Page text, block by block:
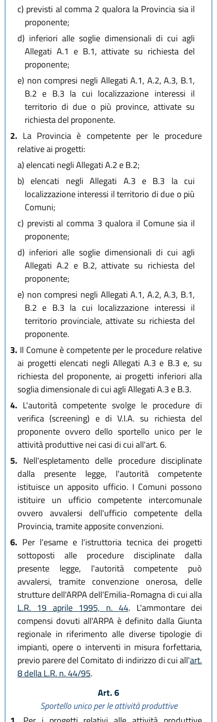
c) previsti al comma 2 qualora la Provincia sia il
proponente;
d) inferiori alle soglie dimensionali di cui agli
Allegati A.1 e B.1, attivate su richiesta del
proponente;
e) non compresi negli Allegati A.1, A.2, A.3, B.1,
B.2 e B.3 la cui localizzazione interessi il
territorio di due o più province, attivate su
richiesta del proponente.
2. La Provincia è competente per le procedure
relative ai progetti:
a) elencati negli Allegati A.2 e B.2;
b) elencati negli Allegati A.3 e B.3 la cui
localizzazione interessi il territorio di due o più
Comuni;
c) previsti al comma 3 qualora il Comune sia il
proponente;
d) inferiori alle soglie dimensionali di cui agli
Allegati A.2 e B.2, attivate su richiesta del
proponente;
e) non compresi negli Allegati A.1, A.2, A.3, B.1,
B.2 e B.3 la cui localizzazione interessi il
territorio provinciale, attivate su richiesta del
proponente.
3. Il Comune è competente per le procedure relative
ai progetti elencati negli Allegati A.3 e B.3 e, su
richiesta del proponente, ai progetti inferiori alla
soglia dimensionale di cui agli Allegati A.3 e B.3.
4. L'autorità competente svolge le procedure di
verifica (screening) e di V.I.A. su richiesta del
proponente ovvero dello sportello unico per le
attività produttive nei casi di cui all'art. 6.
5. Nell'espletamento delle procedure disciplinate
dalla presente legge, l'autorità competente
istituisce un apposito ufficio. I Comuni possono
istituire un ufficio competente intercomunale
ovvero avvalersi dell'ufficio competente della
Provincia, tramite apposite convenzioni.
6. Per l'esame e l'istruttoria tecnica dei progetti
sottoposti alle procedure disciplinate dalla
presente legge, l'autorità competente può
avvalersi, tramite convenzione onerosa, delle
strutture dell'ARPA dell'Emilia-Romagna di cui alla
L.R. 19 aprile 1995, n. 44. L'ammontare dei
compensi dovuti all'ARPA è definito dalla Giunta
regionale in riferimento alle diverse tipologie di
impianti, opere o interventi in misura forfettaria,
previo parere del Comitato di indirizzo di cui all'art.
8 della L.R. n. 44/95.
Art. 6
Sportello unico per le attività produttive